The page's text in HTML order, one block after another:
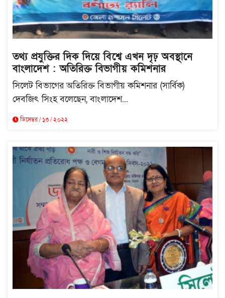
তথ্য প্রযুক্তির দিক দিয়ে বিশ্বে এখন দৃঢ় অবস্থানে
বাংলাদেশ : অতিরিক্ত বিভাগীয় কমিশনার
সিলেট বিভাগের অতিরিক্ত বিভাগীয় কমিশনার (সার্বিক)
দেবজিৎ সিংহ বলেছেন, বাংলাদেশ...
ডিসেম্বর / ১৩ / ২০২২